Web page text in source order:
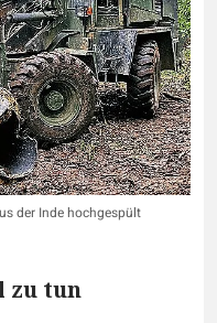
der Inde hochgespült
zu tun